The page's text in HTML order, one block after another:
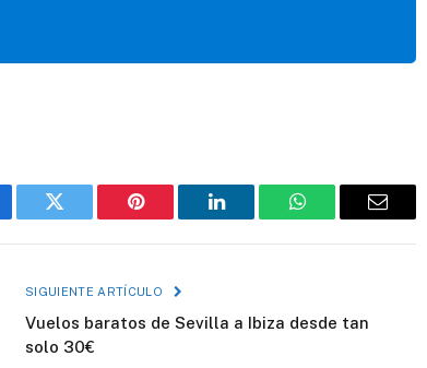
Twitter Pinterest LinkedIn WhatsAppCorreo
SIGUIENTE ARTÍCULO
Vuelos baratos de Sevilla a Ibiza desde tan
solo 30€